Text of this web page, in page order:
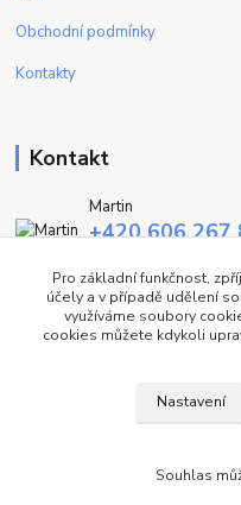
Obchodní podmínky
Kontakty
Kontakt
Martin
+420 606 267
info@fashiontrend.cz
Pro základní funkčnost,
účely a v případě udělení
využíváme soubory
cookies můžete kdykoli
Nastavení
Souhlas